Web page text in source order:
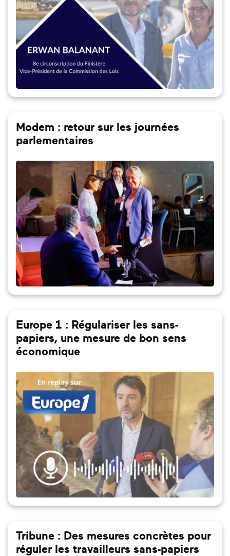
Modem : retour sur les journées
parlementaires
Europe 1 : Régulariser les sans-
papiers, une mesure de bon sens
économique
Tribune : Des mesures concrètes pour
réguler les travailleurs sans-papiers